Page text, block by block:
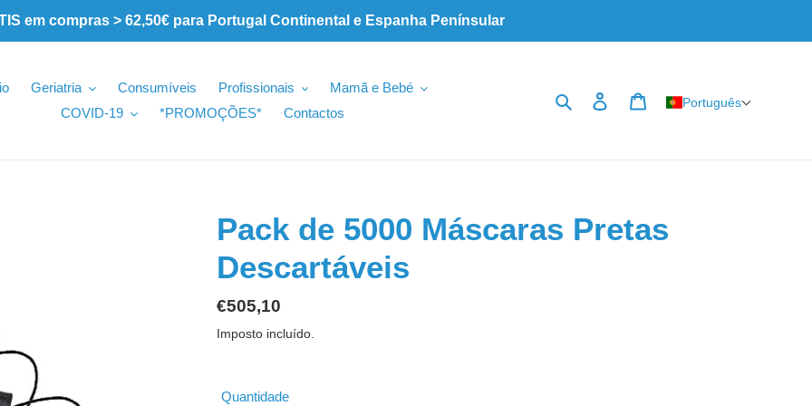
em compras > 62,50€ para Portugal Continental e Espanha Penínsular
Geriatria Consumíveis Profissionais
Mamã e Bebé
COVID-19
*PROMOÇÕES* Contactos
PesquisarIniciar sessão
CarrinhoPortuguês
Pack de 5000 Máscaras Pretas
Descartáveis
Preço
normal
€505,10
Imposto incluído.
Quantidade